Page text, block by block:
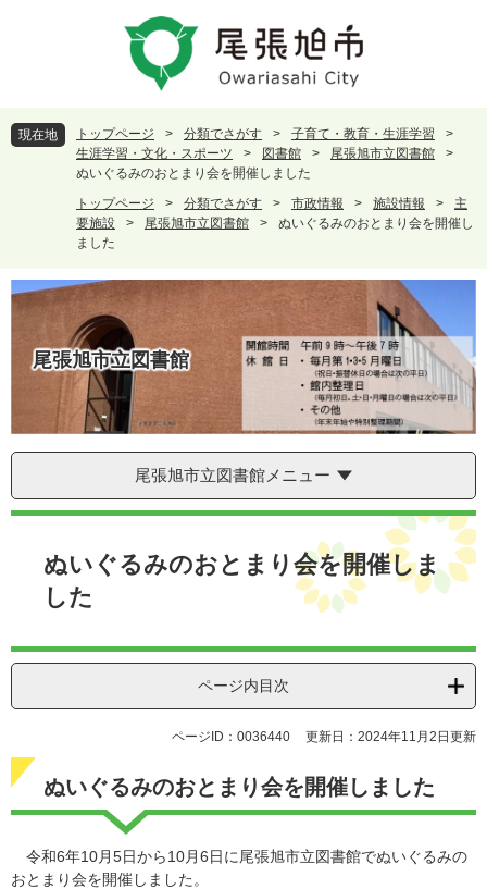
頭
で
飛
ば
現在地 トップページ > 分類でさがす > 子育て・教育・生涯学習
>
生涯学習・文化・スポーツ
> 図書館 > 尾張旭市立図書館
>
ぬいぐるみのおとまり会を開催しました
トップページ
> 分類でさがす > 市政情報 > 施設情報 >
主
要施設
> 尾張旭市立図書館 >
ぬいぐるみのおとまり会を開催し
ました
尾張旭市立図書館
尾張旭市立図書館メニュー
本
ぬいぐるみのおとまり会を開催しま
した
ページ内目次
ページID：0036440 更新日：2024年11月2日更新
ぬいぐるみのおとまり会を開催しました
令和6年10月5日から10月6日に尾張旭市立図書館でぬいぐるみの
おとまり会を開催しました。